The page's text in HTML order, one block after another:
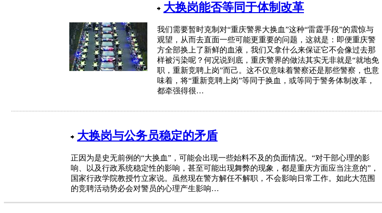
大换岗能否等同于体制改革
我们需要暂时克制对“重庆警界大换血”这种“雷霆手段”的震惊与
观望，从而去直面一些可能更重要的问题，这就是：即便重庆警
方全部换上了新鲜的血液，我们又拿什么来保证它不会像过去那
样被污染呢？何况说到底，重庆警界的做法其实无非就是“就地免
职，重新竞聘上岗”而己。这不仅意味着警察还是那些警察，也意
味着，将“重新竞聘上岗”等同于换血，或等同于警务体制改革，
都牵强得很…
大换岗与公务员稳定的矛盾
正因为是史无前例的“大换血”，可能会出现一些始料不及的负面情况。“对干部心理的影
响、以及行政系统稳定性的影响，甚至可能出现舞弊的现象，都是重庆方面应当注意的”，
国家行政学院教授竹立家说。虽然现在警方解任不解职，不会影响日常工作。如此大范围
的竞聘活动势必会对警员的心理产生影响…